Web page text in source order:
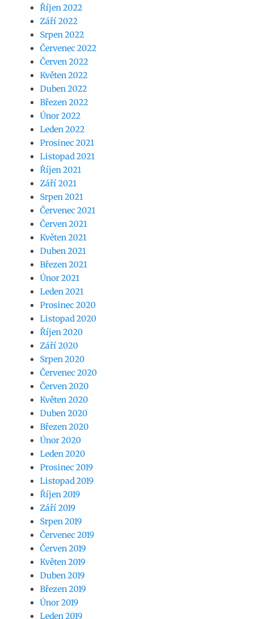
Říjen 2022
Září 2022
Srpen 2022
Červenec 2022
Červen 2022
Květen 2022
Duben 2022
Březen 2022
Únor 2022
Leden 2022
Prosinec 2021
Listopad 2021
Říjen 2021
Září 2021
Srpen 2021
Červenec 2021
Červen 2021
Květen 2021
Duben 2021
Březen 2021
Únor 2021
Leden 2021
Prosinec 2020
Listopad 2020
Říjen 2020
Září 2020
Srpen 2020
Červenec 2020
Červen 2020
Květen 2020
Duben 2020
Březen 2020
Únor 2020
Leden 2020
Prosinec 2019
Listopad 2019
Říjen 2019
Září 2019
Srpen 2019
Červenec 2019
Červen 2019
Květen 2019
Duben 2019
Březen 2019
Únor 2019
Leden 2019